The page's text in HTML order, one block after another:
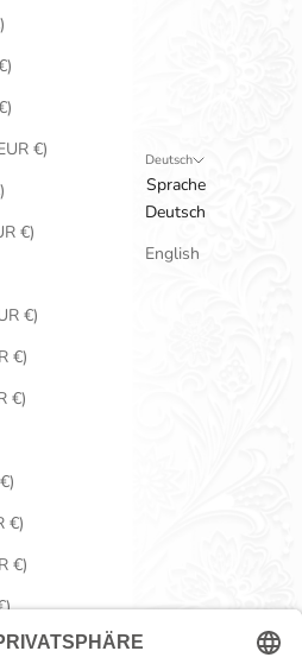
€)
€)
€)
€)
€)
€)
€)
Deutsch
Sprache
Deutsch
English